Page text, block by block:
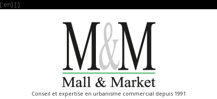
[:en] [:]
Conseil et expertise en urbanisme commercial depuis 1991